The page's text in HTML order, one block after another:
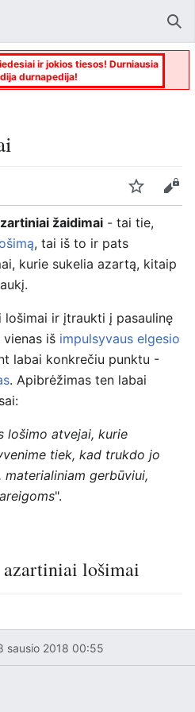
ir jokios tiesos! Durniausia
durnapedija!
Stebėti
Keisti
žaidimai - tai tie,
, tai iš to ir pats
kurie sukelia azartą, kitaip
ir įtraukti į pasaulinę
iš impulsyvaus elgesio
labai konkrečiu punktu -
. Apibrėžimas ten labai
lošimo atvejai, kurie
tiek, kad trukdo jo
gerbūviui,
".
lošimai
sausio 2018 00:55